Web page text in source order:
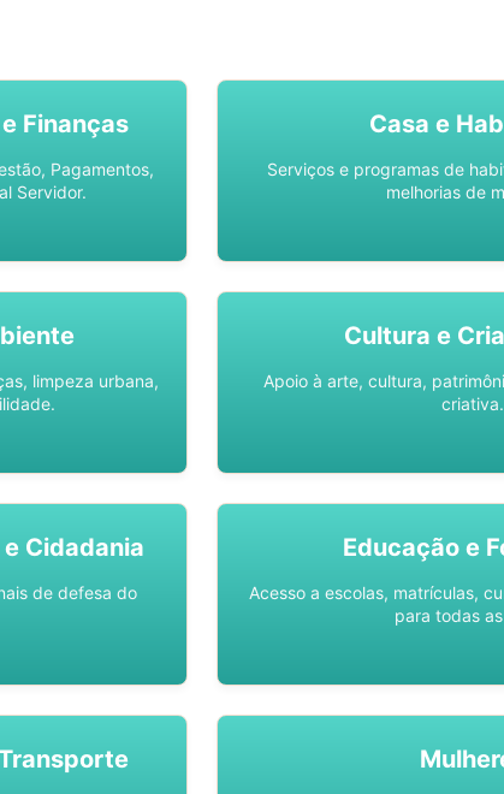
Finanças
Pagamentos,
Servidor.
Casa e
Serviços e programas de
melhorias de
limpeza urbana,
Cultura e
Apoio à arte, cultura,
criativa.
Cidadania
de defesa do
Educação e
Acesso a escolas, matrículas,
para todas